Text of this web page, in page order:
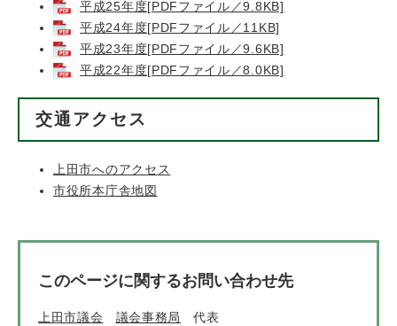
平成25年度[PDFファイル／9.8KB]
平成24年度[PDFファイル／11KB]
平成23年度[PDFファイル／9.6KB]
平成22年度[PDFファイル／8.0KB]
交通アクセス
上田市へのアクセス
市役所本庁舎地図
このページに関するお問い合わせ先
上田市議会 議会事務局 代表